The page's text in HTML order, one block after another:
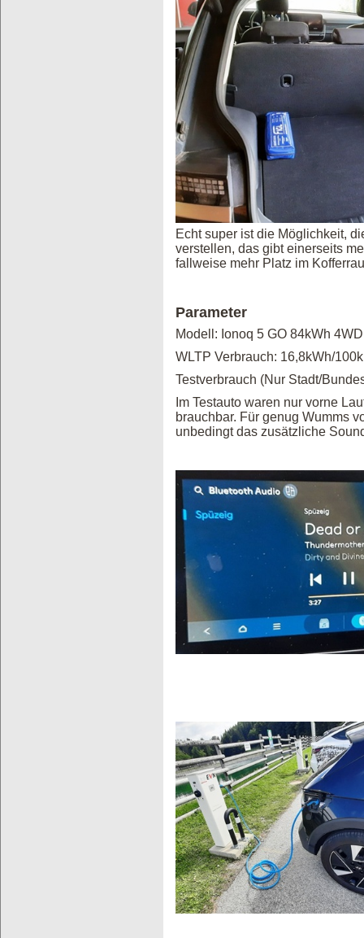
Echt super ist die Möglichkeit,
verstellen, das gibt einerseits
fallweise mehr Platz im
Parameter
Modell: Ionoq 5 GO 84kWh
WLTP Verbrauch: 16,8kWh/
Testverbrauch (Nur Stadt/
Im Testauto waren nur vorne
brauchbar. Für genug Wumms
unbedingt das zusätzliche